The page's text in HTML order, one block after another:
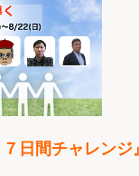
日間チャレンジ』